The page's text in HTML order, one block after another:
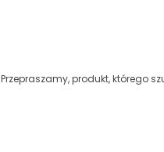
Przepraszamy, produkt, którego